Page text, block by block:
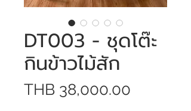
DT003 - ชุดโต๊ะ
กินข้าวไม้สัก
THB 38,000.00